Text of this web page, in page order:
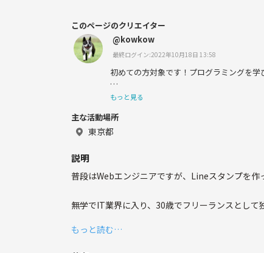
このページのクリエイター
@kowkow
最終ログイン:2022年10月18日 13:58
初めての方対象です！プログラミングを学
のサークルを運営しています！
ランニングが趣味です！
体を動かすことは全般的に好きなので、ス
もっと見る
主な活動場所
東京都
説明
普段はWebエンジニアですが、Lineスタンプを作
無学でIT業界に入り、30歳でフリーランスとして
もっと読む…